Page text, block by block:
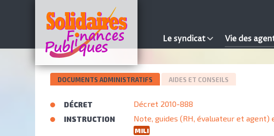
Le syndicat Vie des
DOCUMENTS ADMINISTRATIFS AIDES ET CONSEILS
DÉCRET Décret 2010-888
INSTRUCTION Note, guides (RH, évaluateur et
MILI